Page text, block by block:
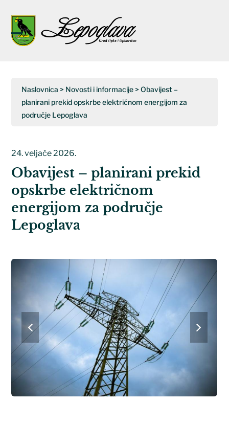
Ova
web
stranica
Open
Close
Naslovnica > Novosti i informacije >Obavijest –
planirani prekid opskrbe električnom energijom za
područje Lepoglava
24. veljače 2026.
Obavijest – planirani prekid
opskrbe električnom
energijom za područje
Lepoglava
previous
slide
slide